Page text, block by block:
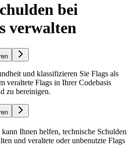
bei
verwalten
und klassifizieren Sie Flags als
veraltete Flags in Ihrer Codebasis
zu bereinigen.
Ihnen helfen, technische Schulden
und veraltete oder unbenutzte Flags